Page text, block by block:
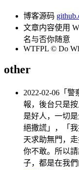
博客源码
文章内容使用
名与否你随意
WTFPL © Do
other
2022-02-06「
報，後台只是
是好人，一切
絕撒謊」，「
天求助無門，
你不敢。所以
子，都是在我